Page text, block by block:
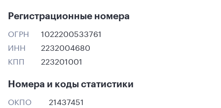
Регистрационные номера
ОГРН
1022200533761
ИНН
2232004680
КПП
223201001
Номера и коды статистики
ОКПО
21437451